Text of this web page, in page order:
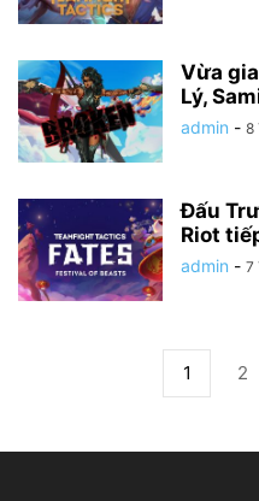
Vừa
Lý,
admin - 8
Đấu
Riot
admin - 7
1 2